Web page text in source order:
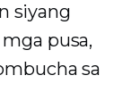
siyang
pusa,
sa